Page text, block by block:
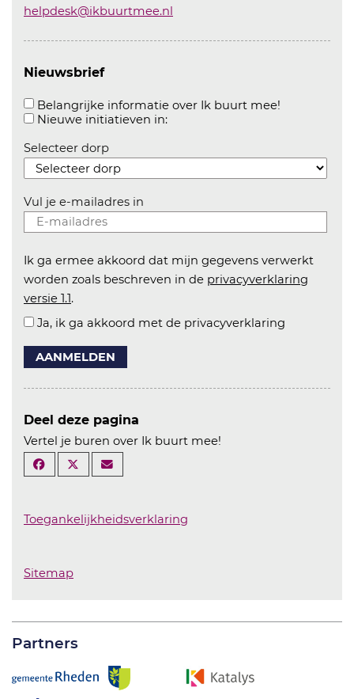
helpdesk@ikbuurtmee.nl
Nieuwsbrief
Belangrijke informatie over Ik buurt mee!
Nieuwe initiatieven in:Aanvinken om informatie over
Selecteer dorp
Vul je e-mailadres in
Ik ga ermee akkoord dat mijn gegevens verwerkt
worden zoals beschreven in de privacyverklaring
versie 1.1.
Ja, ik ga akkoord met de privacyverklaring
AANMELDEN
Deel deze pagina
Vertel je buren over Ik buurt mee!
Toegankelijkheidsverklaring
Sitemap
Partners